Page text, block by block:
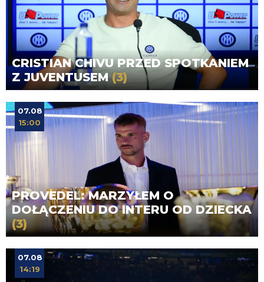
CRISTIAN CHIVU PRZED SPOTKANIEM
Z JUVENTUSEM(3)
PROVEDEL: MARZYŁEM O
DOŁĄCZENIU DO INTERU OD DZIECKA
(3)
07.08
15:00
07.08
14:19